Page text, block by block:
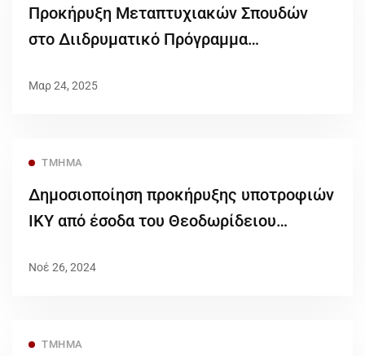
Προκήρυξη Μεταπτυχιακών Σπουδών
στο Διιδρυματικό Πρόγραμμα
το ακ. έτος 2025-2026)
Μαρ 24, 2025
ΤΜΉΜΑ
Δημοσιοποίηση προκήρυξης υποτροφιών
ΙΚΥ από έσοδα του Θεοδωρίδειου
Νοέ 26, 2024
ΤΜΉΜΑ